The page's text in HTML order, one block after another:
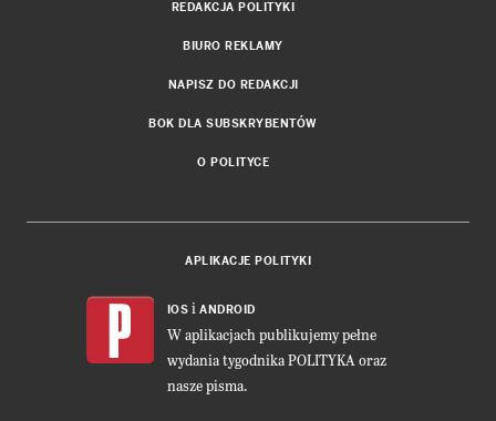
REDAKCJA POLITYKI
BIURO REKLAMY
NAPISZ DO REDAKCJI
BOK DLA SUBSKRYBENTÓW
O POLITYCE
APLIKACJE POLITYKI
IOS i ANDROID
W aplikacjach publikujemy pełne
wydania tygodnika POLITYKA oraz
nasze pisma.